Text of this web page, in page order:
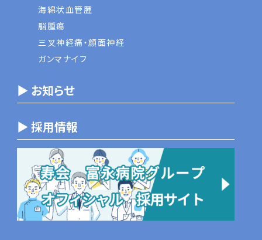
海綿状血管腫
脳腫瘍
三叉神経痛・顔面神経
ガンマナイフ
▶ お知らせ
▶ 採用情報